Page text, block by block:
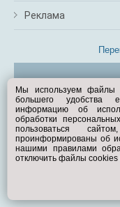
Реклама
Мы используем файлы
большего удобства
информацию об
обработки
пользоваться
проинформированы об
нашими правилами
отключить файлы cookies